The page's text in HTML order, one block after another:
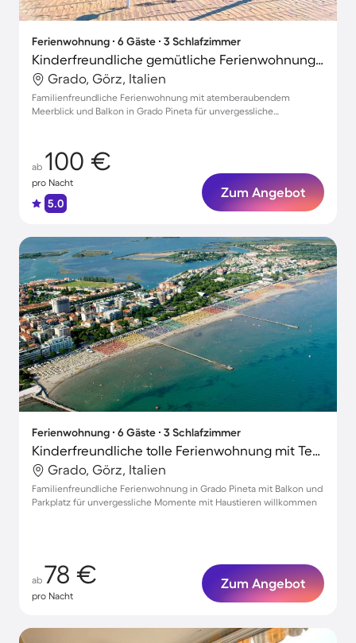
Ferienwohnung ∙ 6 Gäste ∙ 3 Schlafzimmer
Kinderfreundliche gemütliche Ferienwohnung mit Terrasse | Wasserblick | Neben dem Strand
Grado, Görz, Italien
Familienfreundliche Ferienwohnung mit atemberaubendem
Meerblick und Balkon in Grado Pineta für unvergessliche
ab 100 €
pro Nacht
5.0
Zum Angebot
Ferienwohnung ∙ 6 Gäste ∙ 3 Schlafzimmer
Kinderfreundliche tolle Ferienwohnung mit Terrasse | Gartenblick | Strand in der Nähe | Haustiere sind willkommen
Grado, Görz, Italien
Familienfreundliche Ferienwohnung in Grado Pineta mit Balkon und
Parkplatz für unvergessliche Momente mit Haustieren willkommen
ab 78 €
pro Nacht
Zum Angebot